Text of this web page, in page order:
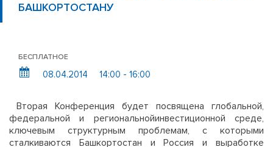
БАШКОРТОСТАНУ
БЕСПЛАТНОЕ
08.04.2014 14:00 - 16:00
Вторая Конференция будет посвящена глобальной,
федеральной и региональнойинвестиционной среде,
ключевым структурным проблемам, с которыми
сталкиваются Башкортостан и Россия и выработке